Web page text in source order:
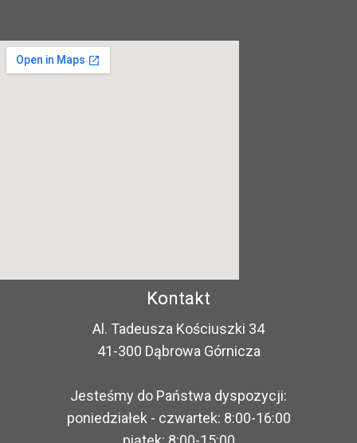
Kontakt
Al. Tadeusza Kościuszki 34
41-300 Dąbrowa Górnicza
Jesteśmy do Państwa dyspozycji:
poniedziałek - czwartek: 8:00-16:00